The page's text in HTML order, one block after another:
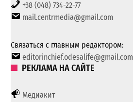
+38 (048) 734-22-77
mail.centrmedia@gmail.com
Связаться с главным редактором:
editorinchief.odesalife@gmail.com
РЕКЛАМА НА САЙТЕ
Медиакит